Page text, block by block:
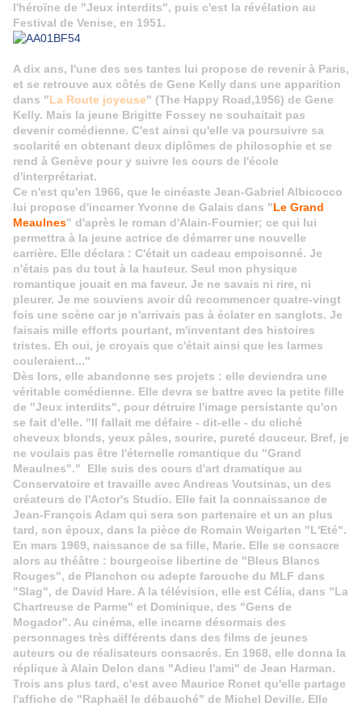
l'héroïne de "Jeux interdits", puis c'est la révélation au
Festival de Venise, en 1951.
A dix ans, l'une des ses tantes lui propose de revenir à Paris,
et se retrouve aux côtés de Gene Kelly dans une apparition
dans "La Route joyeuse" (The Happy Road,1956) de Gene
Kelly. Mais la jeune Brigitte Fossey ne souhaitait pas
devenir comédienne. C'est ainsi qu'elle va poursuivre sa
scolarité en obtenant deux diplômes de philosophie et se
rend à Genève pour y suivre les cours de l'école
d'interprétariat.
Ce n'est qu'en 1966, que le cinéaste Jean-Gabriel Albicocco
lui propose d'incarner Yvonne de Galais dans "Le Grand
Meaulnes" d'après le roman d'Alain-Fournier; ce qui lui
permettra à la jeune actrice de démarrer une nouvelle
carrière. Elle déclara : C'était un cadeau empoisonné. Je
n'étais pas du tout à la hauteur. Seul mon physique
romantique jouait en ma faveur. Je ne savais ni rire, ni
pleurer. Je me souviens avoir dû recommencer quatre-vingt
fois une scène car je n'arrivais pas à éclater en sanglots. Je
faisais mille efforts pourtant, m'inventant des histoires
tristes. Eh oui, je croyais que c'était ainsi que les larmes
couleraient..."
Dès lors, elle abandonne ses projets : elle deviendra une
véritable comédienne. Elle devra se battre avec la petite fille
de "Jeux interdits", pour détruire l'image persistante qu'on
se fait d'elle. "Il fallait me défaire - dit-elle - du cliché
cheveux blonds, yeux pâles, sourire, pureté douceur. Bref, je
ne voulais pas être l'éternelle romantique du "Grand
Meaulnes"." Elle suis des cours d'art dramatique au
Conservatoire et travaille avec Andreas Voutsinas, un des
créateurs de l'Actor's Studio. Elle fait la connaissance de
Jean-François Adam qui sera son partenaire et un an plus
tard, son époux, dans la pièce de Romain Weigarten "L'Eté".
En mars 1969, naissance de sa fille, Marie. Elle se consacre
alors au théâtre : bourgeoise libertine de "Bleus Blancs
Rouges", de Planchon ou adepte farouche du MLF dans
"Slag", de David Hare. A la télévision, elle est Célia, dans "La
Chartreuse de Parme" et Dominique, des "Gens de
Mogador". Au cinéma, elle incarne désormais des
personnages très différents dans des films de jeunes
auteurs ou de réalisateurs consacrés. En 1968, elle donna la
réplique à Alain Delon dans "Adieu l'ami" de Jean Harman.
Trois ans plus tard, c'est avec Maurice Ronet qu'elle partage
l'affiche de "Raphaël le débauché" de Michel Deville. Elle